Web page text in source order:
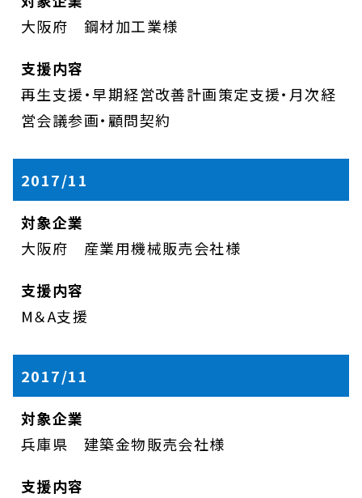
大阪府 鋼材加工業様
再生支援・早期経営改善計画策定支援・月次経
営会議参画・顧問契約
2017/11
大阪府 産業用機械販売会社様
M＆A支援
2017/11
兵庫県 建築金物販売会社様